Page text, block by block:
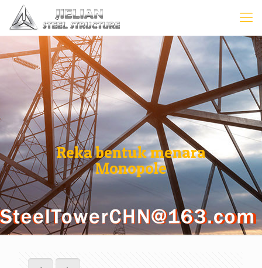
Reka bentuk menara
Monopole